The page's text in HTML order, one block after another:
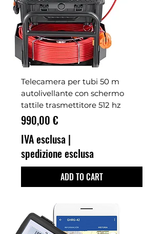
Telecamera per tubi 50 m
autolivellante con schermo
tattile trasmettitore 512 hz
Prezzo
990,00 €
IVA esclusa |
spedizione esclusa
ADD TO CART